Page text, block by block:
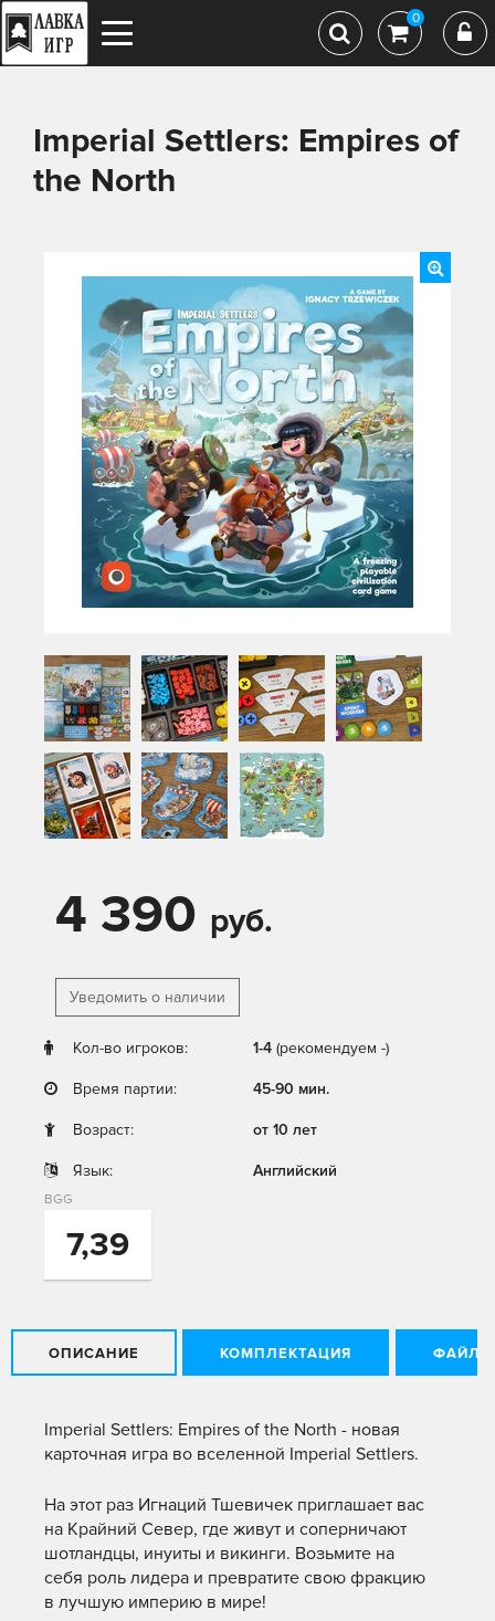
0
Imperial Settlers: Empires of
the North
4 390 руб.
Уведомить о наличии
Кол-во игроков: 1-4 (рекомендуем -)
Время партии: 45-90 мин.
Возраст: от 10 лет
Язык: Английский
BGG
7,39
ОПИСАНИЕ КОМПЛЕКТАЦИЯ ФАЙЛЫ
Imperial Settlers: Empires of the North - новая
карточная игра во вселенной Imperial Settlers.
На этот раз Игнаций Тшевичек приглашает вас
на Крайний Север, где живут и соперничают
шотландцы, инуиты и викинги. Возьмите на
себя роль лидера и превратите свою фракцию
в лучшую империю в мире!